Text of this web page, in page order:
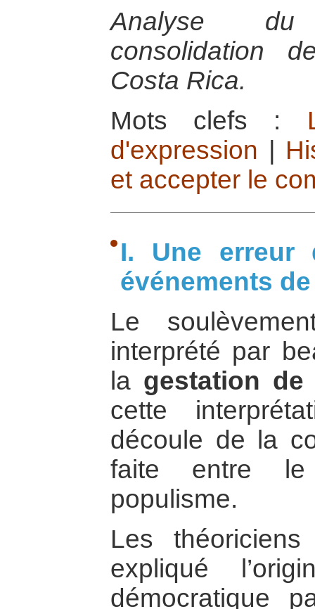
Analyse
consolidation
Costa Rica.
Mots clefs :
d'expression
et accepter le
I. Une erreur
événements
Le
interprété par
la gestation de
cette
découle de la
faite entre
populisme.
Les théoriciens
expliqué
démocratique